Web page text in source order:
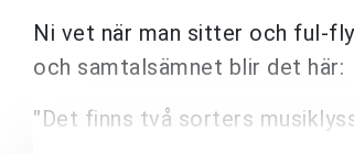
Ni vet när man sitter och ful-
och samtalsämnet blir det här:
"Det finns två sorters